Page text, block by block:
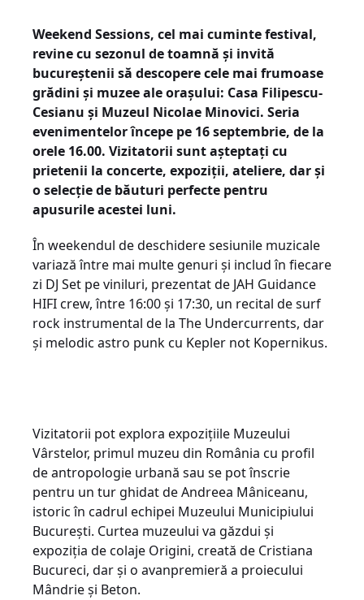
Weekend Sessions, cel mai cuminte festival,
revine cu sezonul de toamnă și invită
bucureștenii să descopere cele mai frumoase
grădini și muzee ale orașului: Casa Filipescu-
Cesianu și Muzeul Nicolae Minovici. Seria
evenimentelor începe pe 16 septembrie, de la
orele 16.00. Vizitatorii sunt așteptați cu
prietenii la concerte, expoziții, ateliere, dar și
o selecție de băuturi perfecte pentru
apusurile acestei luni.
În weekendul de deschidere sesiunile muzicale
variază între mai multe genuri și includ în fiecare
zi DJ Set pe viniluri, prezentat de JAH Guidance
HIFI crew, între 16:00 și 17:30, un recital de surf
rock instrumental de la The Undercurrents, dar
și melodic astro punk cu Kepler not Kopernikus.
Vizitatorii pot explora expozițiile Muzeului
Vârstelor, primul muzeu din România cu profil
de antropologie urbană sau se pot înscrie
pentru un tur ghidat de Andreea Mâniceanu,
istoric în cadrul echipei Muzeului Municipiului
București. Curtea muzeului va găzdui și
expoziția de colaje Origini, creată de Cristiana
Bucureci, dar și o avanpremieră a proiecului
Mândrie și Beton.